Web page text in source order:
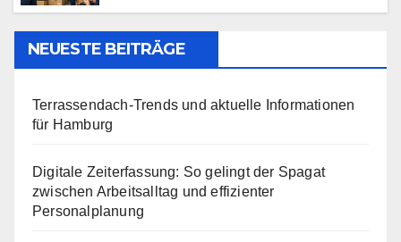
Technik den Transport vereinfacht
NEUESTE BEITRÄGE
Terrassendach-Trends und aktuelle Informationen
für Hamburg
Digitale Zeiterfassung: So gelingt der Spagat
zwischen Arbeitsalltag und effizienter
Personalplanung